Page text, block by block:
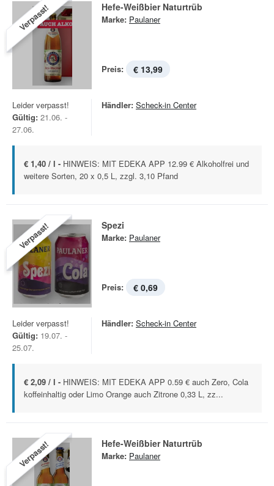
Verpasst! Hefe-Weißbier Naturtrüb
Marke: Paulaner
Preis: € 13,99
Leider verpasst!
Gültig: 21.06. -
27.06.
Händler: Scheck-in Center
€ 1,40 / l - HINWEIS: MIT EDEKA APP 12.99 € Alkoholfrei und
weitere Sorten, 20 x 0,5 L, zzgl. 3,10 Pfand
Verpasst! Spezi
Marke: Paulaner
Preis: € 0,69
Leider verpasst!
Gültig: 19.07. -
25.07.
Händler: Scheck-in Center
€ 2,09 / l - HINWEIS: MIT EDEKA APP 0.59 € auch Zero, Cola
koffeinhaltig oder Limo Orange auch Zitrone 0,33 L, zz...
Verpasst! Hefe-Weißbier Naturtrüb
Marke: Paulaner